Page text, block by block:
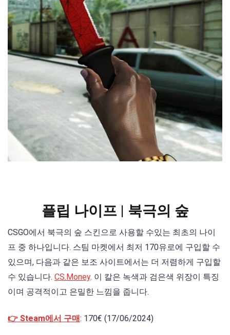
플립 나이프 | 북극의 숲
CSGO에서 북극의 숲 스킨으로 사용할 수있는 최초의 나이
프 중 하나입니다. 스팀 마켓에서 최저 170유로에 구입할 수
있으며, 다음과 같은 보조 사이트에서는 더 저렴하게 구입할
수 있습니다. CS.Money. 이 칼은 녹색과 검은색 위장이 특징
이며 공격적이고 은밀한 느낌을 줍니다.
👉 Steam에서 구매: 170€ (17/06/2024)